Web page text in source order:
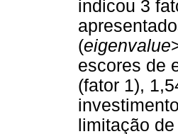
indicou 3
(eigenvalue
escores de
(fator 1),
limitação